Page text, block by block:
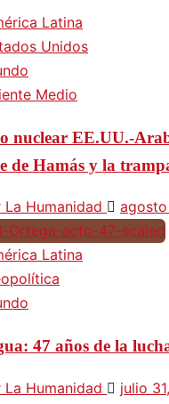
Latina
Unidos
Medio
nuclear EE.UU.-
de Hamás y la
La Humanidad
Latina
47 años de la
La Humanidad julio